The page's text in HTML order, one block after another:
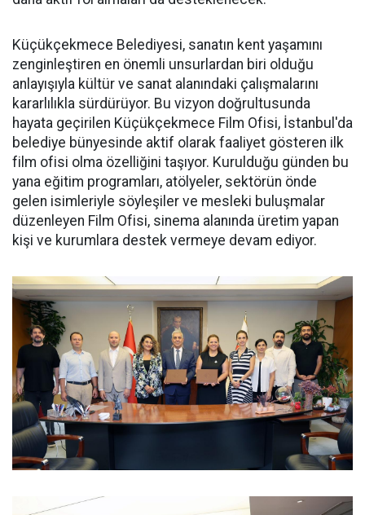
Küçükçekmece Belediyesi, sanatın kent yaşamını
zenginleştiren en önemli unsurlardan biri olduğu
anlayışıyla kültür ve sanat alanındaki çalışmalarını
kararlılıkla sürdürüyor. Bu vizyon doğrultusunda
hayata geçirilen Küçükçekmece Film Ofisi, İstanbul'da
belediye bünyesinde aktif olarak faaliyet gösteren ilk
film ofisi olma özelliğini taşıyor. Kurulduğu günden bu
yana eğitim programları, atölyeler, sektörün önde
gelen isimleriyle söyleşiler ve mesleki buluşmalar
düzenleyen Film Ofisi, sinema alanında üretim yapan
kişi ve kurumlara destek vermeye devam ediyor.